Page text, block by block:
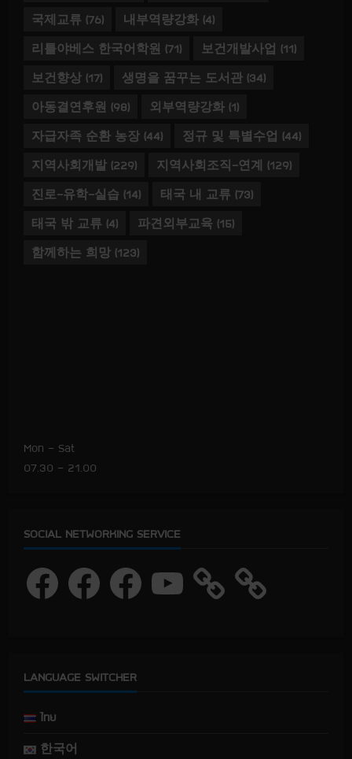
국제교류 (76) 내부역량강화 (4)
리틀야베스 한국어학원 (71) 보건개발사업 (11)
보건향상 (17) 생명을 꿈꾸는 도서관 (34)
아동결연후원 (98) 외부역량강화 (1)
자급자족 순환 농장 (44) 정규 및 특별수업 (44)
지역사회개발 (229) 지역사회조직-연계 (129)
진로-유학-실습 (14) 태국 내 교류 (73)
태국 밖 교류 (4) 파견외부교육 (15)
함께하는 희망 (123)
Mon – Sat
07.30 – 21.00
SOCIAL NETWORKING SERVICE
a
a
a
Y
u
LANGUAGE SWITCHER
ไทย
한국어